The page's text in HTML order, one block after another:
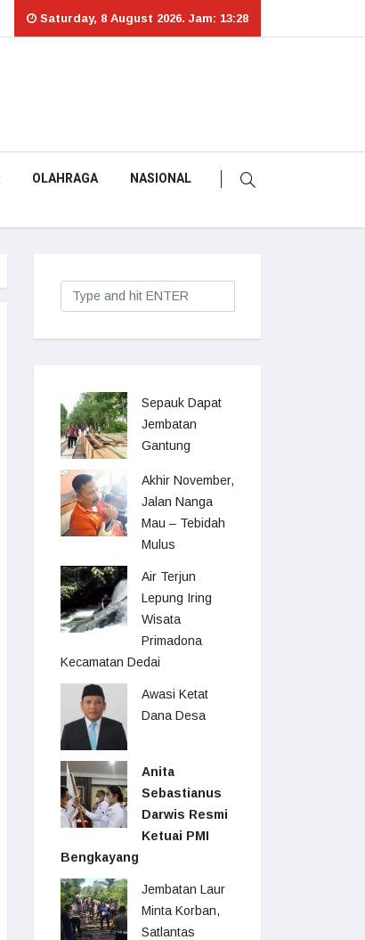
Saturday, 8 August 2026. Jam: 13:28
OLAHRAGA NASIONAL
Sepauk Dapat
Jembatan
Gantung
Akhir November,
Jalan Nanga
Mau – Tebidah
Mulus
Air Terjun
Lepung Iring
Wisata
Primadona
Kecamatan Dedai
Awasi Ketat
Dana Desa
Anita
Sebastianus
Darwis Resmi
Ketuai PMI
Bengkayang
Jembatan Laur
Minta Korban,
Satlantas